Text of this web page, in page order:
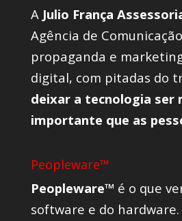
A Julio França
Agência de
propaganda e
digital, com pitadas do
deixar a tecnologia ser
importante que as
Peopleware™
Peopleware™ é o que
software e do hardware.